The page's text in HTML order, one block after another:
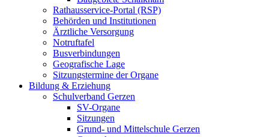
Rathausservice-Portal (RSP)
Behörden und Institutionen
Ärztliche Versorgung
Notruftafel
Busverbindungen
Geografische Lage
Sitzungstermine der Organe
Bildung & Erziehung
Schulverband Gerzen
SV-Organe
Sitzungen
Grund- und Mittelschule Gerzen